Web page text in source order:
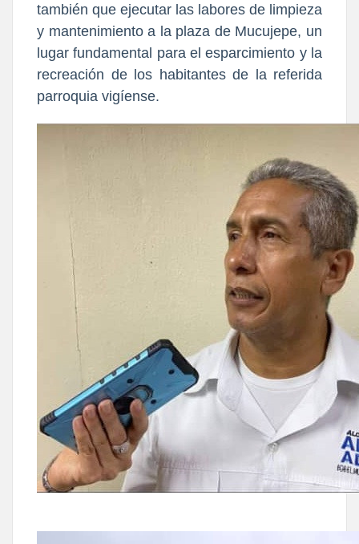
también que ejecutar las labores de limpieza
y mantenimiento a la plaza de Mucujepe, un
lugar fundamental para el esparcimiento y la
recreación de los habitantes de la referida
parroquia vigíense.